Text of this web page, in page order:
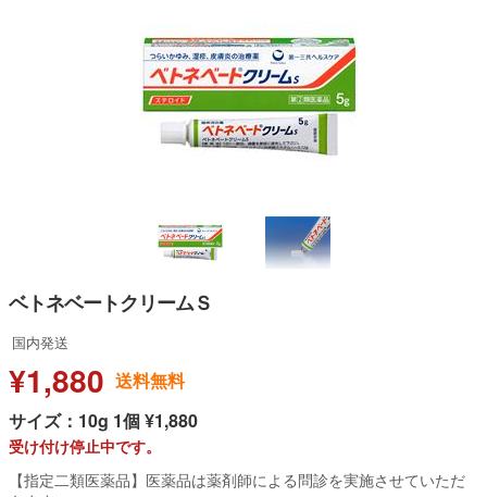
ベトネベートクリームＳ
国内発送
¥1,880 送料無料
サイズ：10g 1個 ¥1,880
受け付け停止中です。
【指定二類医薬品】医薬品は薬剤師による問診を実施させていただ